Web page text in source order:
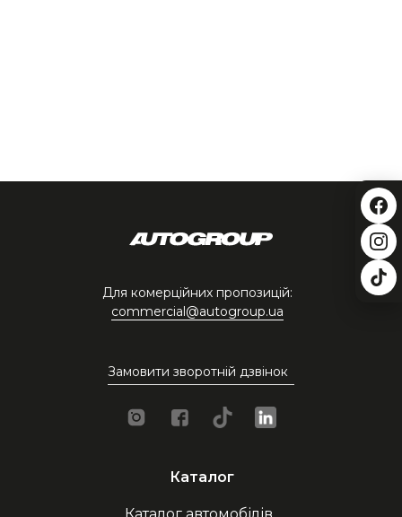
Замовити зворотній дзвінок
Каталог
Для комерційних пропозицій:
commercial@autogroup.ua